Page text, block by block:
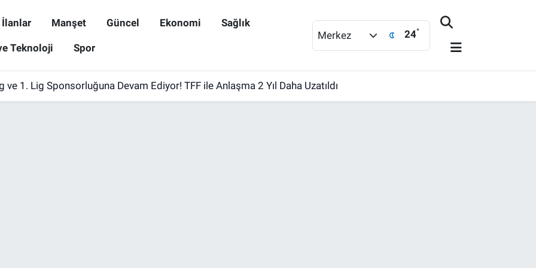
İlanlar Manşet Güncel Ekonomi Sağlık
Teknoloji Spor
Merkez 24°
Musa Kazım Çelik'e Hayırlı Olsun Ziyareti